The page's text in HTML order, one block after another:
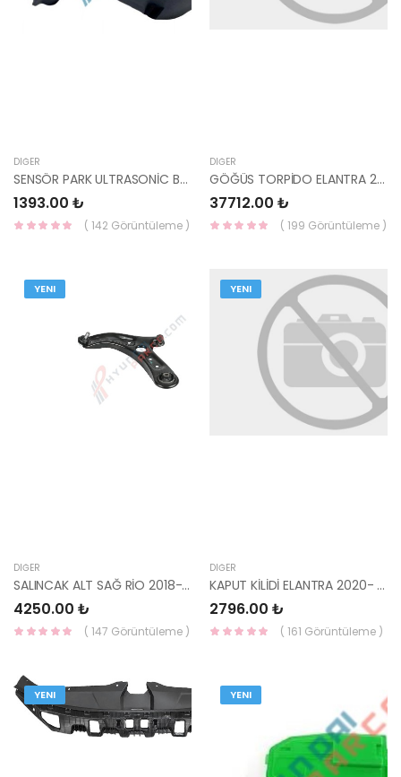
DIĞER
SENSÖR PARK ULTRASONİC BWS TUCSON ARKA 15-18 95720-D3000-YS
1393.00 ₺
( 142 Görüntüleme )
DIĞER
GÖĞÜS TORPİDO ELANTRA 2020- 84710-AA000YFR-HMC
37712.00 ₺
( 199 Görüntüleme )
YENI
DIĞER
SALINCAK ALT SAĞ RİO 2018- 54501-H8500-MOBIS
4250.00 ₺
( 147 Görüntüleme )
YENI
DIĞER
KAPUT KİLİDİ ELANTRA 2020- 81130-AA000-MOBIS
2796.00 ₺
( 161 Görüntüleme )
YENI YENI